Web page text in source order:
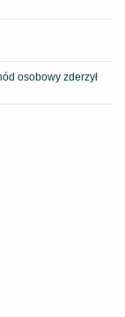
osobowy zderzył